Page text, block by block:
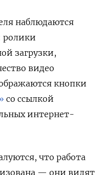
наблюдаются
ролики
загрузки,
видео
кнопки
со ссылкой
интернет-
что работа
— они видят